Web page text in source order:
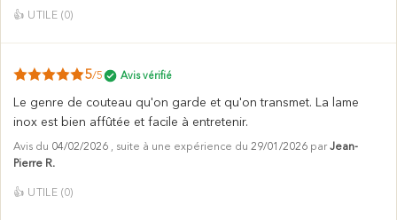
👍 UTILE (0)
5/5 Avis vérifié
Le genre de couteau qu'on garde et qu'on transmet. La lame
inox est bien affûtée et facile à entretenir.
Avis du 04/02/2026 , suite à une expérience du 29/01/2026 par Jean-
Pierre R.
👍 UTILE (0)